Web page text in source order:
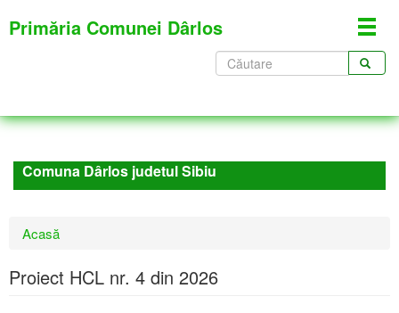
Primăria Comunei Dârlos
Formular
de
Comuna Dârlos judetul Sibiu
Eşti
aici
Acasă
Proiect HCL nr. 4 din 2026